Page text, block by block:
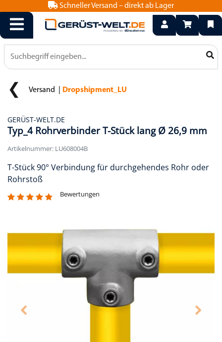
Schneller Versand – direkt ab Lager
0800 15 50 550
info@geruest-welt.de
Versand Dropshipment_LU
GERÜST-WELT.DE
Typ_4 Rohrverbinder T-Stück lang Ø 26,9 mm
Artikelnummer: LU608004B
T-Stück 90° Verbindung für durchgehendes Rohr oder
Rohrstoß
Bewertungen